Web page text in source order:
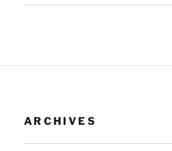
ARCHIVES